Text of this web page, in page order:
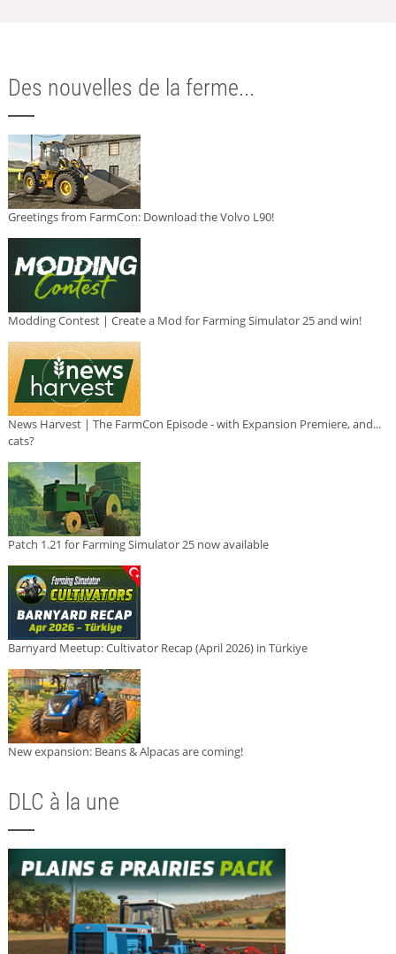
Des nouvelles de la ferme...
Greetings from FarmCon: Download the Volvo L90!
Modding Contest | Create a Mod for Farming Simulator 25 and win!
News Harvest | The FarmCon Episode - with Expansion Premiere, and...
cats?
Patch 1.21 for Farming Simulator 25 now available
Barnyard Meetup: Cultivator Recap (April 2026) in Türkiye
New expansion: Beans & Alpacas are coming!
DLC à la une